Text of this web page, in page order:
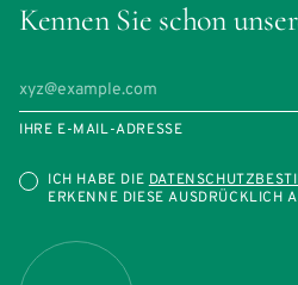
Kennen Sie schon
IHRE E-MAIL-ADRESSE
ICH HABE DIE
ERKENNE DIESE AUSDRÜCKLICH